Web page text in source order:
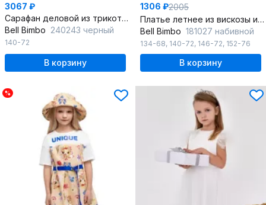
3067 ₽
Сарафан деловой из трикотажа на каждый день
Bell Bimbo 240243 черный
140-72
В корзину
1306 ₽2005
Платье летнее из вискозы и текстиля, белое, красное, синее
Bell Bimbo 181027 набивной
134-68, 140-72, 146-72, 152-76
В корзину
%